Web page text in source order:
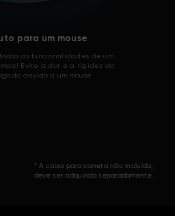
para um mouse
as funcionalidades de um
Evite a dor e a rigidez do
devido a um mouse
* A caixa para caneta não incluída,
deve ser adquirida separadamente.